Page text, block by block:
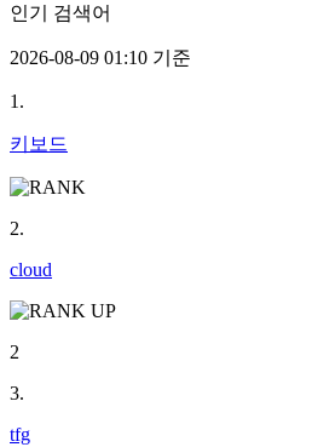
인기 검색어
2026-08-09 01:10 기준
1.
키보드
2.
cloud
2
3.
tfg